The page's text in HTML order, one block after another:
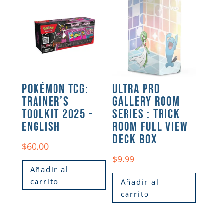
POKÉMON TCG:
TRAINER’S
TOOLKIT 2025 –
ENGLISH
$60.00
Añadir al
carrito
ULTRA PRO
GALLERY ROOM
SERIES : TRICK
ROOM FULL VIEW
DECK BOX
$9.99
Añadir al
carrito